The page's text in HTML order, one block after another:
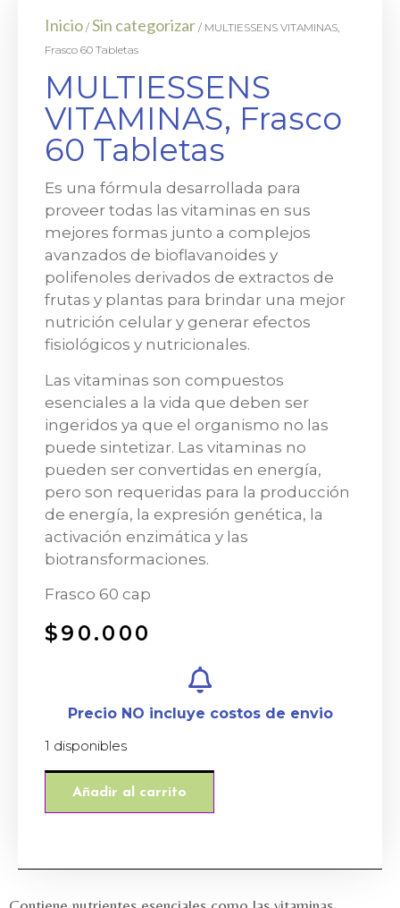
Inicio / Sin categorizar / MULTIESSENS VITAMINAS,
Frasco 60 Tabletas
MULTIESSENS
VITAMINAS, Frasco
60 Tabletas
Es una fórmula desarrollada para
proveer todas las vitaminas en sus
mejores formas junto a complejos
avanzados de bioflavanoides y
polifenoles derivados de extractos de
frutas y plantas para brindar una mejor
nutrición celular y generar efectos
fisiológicos y nutricionales.
Las vitaminas son compuestos
esenciales a la vida que deben ser
ingeridos ya que el organismo no las
puede sintetizar. Las vitaminas no
pueden ser convertidas en energía,
pero son requeridas para la producción
de energía, la expresión genética, la
activación enzimática y las
biotransformaciones.
Frasco 60 cap
$90.000
Precio NO incluye costos de envio
1 disponibles
Añadir al carrito